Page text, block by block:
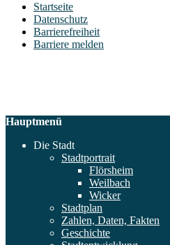
Startseite
Datenschutz
Barrierefreiheit
Barriere melden
Hauptmenü
Die Stadt
Stadtportrait
Flörsheim
Weilbach
Wicker
Stadtplan
Zahlen, Daten, Fakten
Geschichte